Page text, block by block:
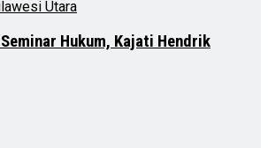
Hukum, Kajati Hendrik